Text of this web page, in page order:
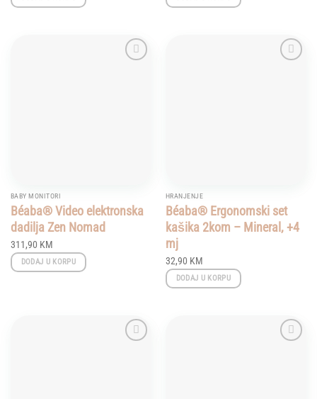
BABY MONITORI
Béaba® Video elektronska
dadilja Zen Nomad
311,90 KM
DODAJ U KORPU
HRANJENJE
Béaba® Ergonomski set
kašika 2kom – Mineral, +4
mj
32,90 KM
DODAJ U KORPU